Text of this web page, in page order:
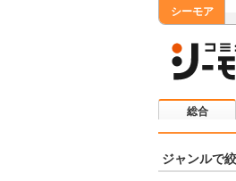
シーモア
総合
ジャンルで